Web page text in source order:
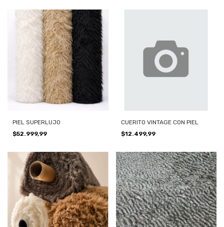
PIEL SUPERLUJO
$52.999,99
CUERITO VINTAGE CON PIEL
$12.499,99